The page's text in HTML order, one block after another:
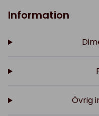
Information
Övrig